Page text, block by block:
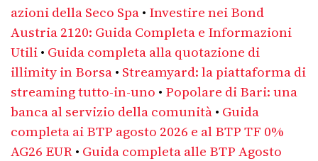
azioni della Seco Spa• Investire nei Bond
Austria 2120: Guida Completa e Informazioni
Utili• Guida completa alla quotazione di
illimity in Borsa• Streamyard: la piattaforma di
streaming tutto-in-uno • Popolare di Bari: una
banca al servizio della comunità• Guida
completa ai BTP agosto 2026 e al BTP TF 0%
AG26 EUR• Guida completa alle BTP Agosto